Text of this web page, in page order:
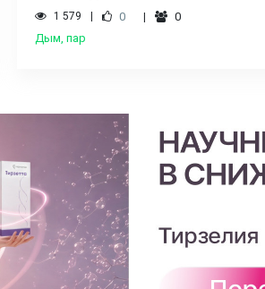
1 579 0
0
Дым, пар